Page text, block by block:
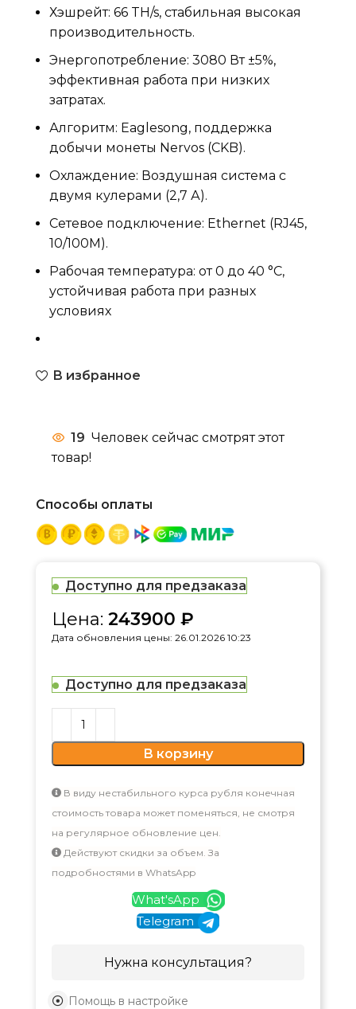
Хэшрейт: 66 TH/s, стабильная высокая
производительность.
Энергопотребление: 3080 Вт ±5%,
эффективная работа при низких
затратах.
Алгоритм: Eaglesong, поддержка
добычи монеты Nervos (CKB).
Охлаждение: Воздушная система с
двумя кулерами (2,7 А).
Сетевое подключение: Ethernet (RJ45,
10/100M).
Рабочая температура: от 0 до 40 °C,
устойчивая работа при разных
условиях
В избранное
19 Человек сейчас смотрят этот
товар!
Способы оплаты
Доступно для предзаказа
Цена: 243900 ₽
Дата обновления цены: 26.01.2026 10:23
Доступно для предзаказа
В корзину
В виду нестабильного курса рубля конечная
стоимость товара может поменяться, не смотря
на регулярное обновление цен.
Действуют скидки за объем. За
подробностями в WhatsApp
What'sApp
Telegram
Нужна консультация?
Помощь в настройке